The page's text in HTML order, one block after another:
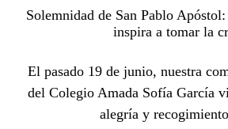
Solemnidad de San Pablo
inspira a tomar la
El pasado 19 de junio, nuestra
del Colegio Amada Sofía García
alegría y